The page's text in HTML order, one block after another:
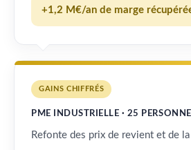
+1,2 M€/an de marge
GAINS CHIFFRÉS
PME INDUSTRIELLE · 25
Refonte des prix de revient et de